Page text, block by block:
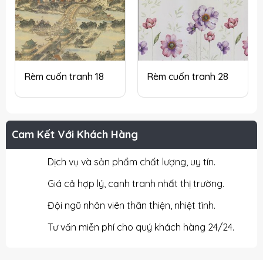
Cam Kết Với Khách Hàng
Dịch vụ và sản phẩm chất lượng, uy tín.
Giá cả hợp lý, cạnh tranh nhất thị trường.
Đội ngũ nhân viên thân thiện, nhiệt tình.
Tư vấn miễn phí cho quý khách hàng 24/24.
Rèm cuốn tranh 18 Rèm cuốn tranh 28